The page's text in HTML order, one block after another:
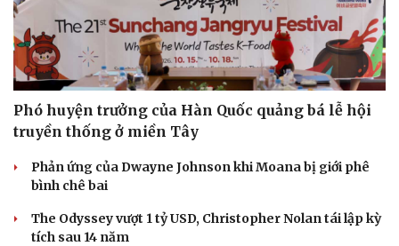
Thông tin doanh nghiệp
Doanh nhân
Vì cộng đồng
Trải nghiệm
Phó huyện trưởng của Hàn Quốc quảng bá lễ hội
truyền thống ở miền Tây
Phản ứng của Dwayne Johnson khi Moana bị giới phê
bình chê bai
The Odyssey vượt 1 tỷ USD, Christopher Nolan tái lập kỳ
tích sau 14 năm